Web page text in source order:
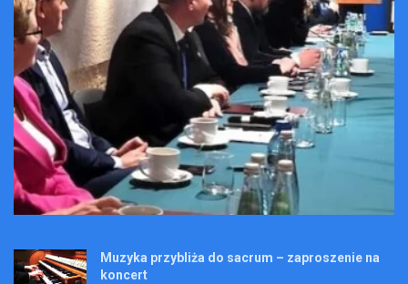
Muzyka przybliża do sacrum – zaproszenie na
koncert